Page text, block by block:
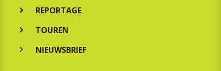
REPORTAGE
TOUREN
NIEUWSBRIEF